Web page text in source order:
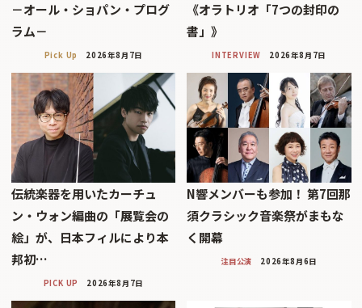
－オール・ショパン・プログ
ラム－
Pick Up 2026年8月7日
《オラトリオ「7つの封印の
書」》
INTERVIEW 2026年8月7日
伝統楽器を用いたカーチュ
ン・ウォン編曲の「展覧会の
絵」が、日本フィルにより本
邦初…
PICK UP 2026年8月7日
N響メンバーも参加！ 第7回那
須クラシック音楽祭がまもな
く開幕
注目公演 2026年8月6日